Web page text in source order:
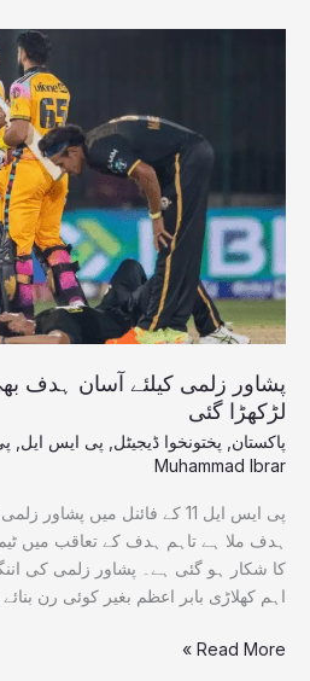
پشاور زلمی کیلئے آسان ہدف
لڑکھڑا گئی
پاکستان پختونخوا ڈیجیٹل پی ایس ایل
Muhammad Ibrar
ہدف ملا ہے تاہم ہدف کے تعاقب میں
کا شکار ہو گئی ہے۔ پشاور زلمی کی
اہم کھلاڑی بابر اعظم بغیر کوئی رن
مشکل،
بیٹنگ
لائن
لڑکھڑا
گئی
Read More »